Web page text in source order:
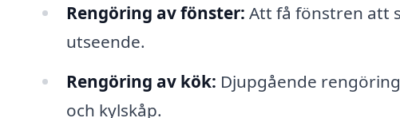
Rengöring av fönster: Att få fönstren att
utseende.
Rengöring av kök: Djupgående
och kylskåp.